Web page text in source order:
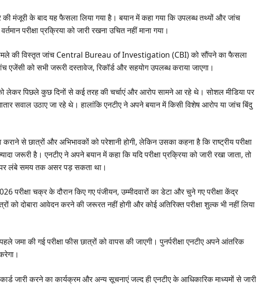
मंजूरी के बाद यह फैसला लिया गया है। बयान में कहा गया कि उपलब्ध तथ्यों और जांच
परीक्षा प्रक्रिया को जारी रखना उचित नहीं माना गया।
की विस्तृत जांच Central Bureau of Investigation (CBI) को सौंपने का फैसला
एजेंसी को सभी जरूरी दस्तावेज, रिकॉर्ड और सहयोग उपलब्ध कराया जाएगा।
लेकर पिछले कुछ दिनों से कई तरह की चर्चाएं और आरोप सामने आ रहे थे। सोशल मीडिया पर
सवाल उठाए जा रहे थे। हालांकि एनटीए ने अपने बयान में किसी विशेष आरोप या जांच बिंदु
कराने से छात्रों और अभिभावकों को परेशानी होगी, लेकिन उसका कहना है कि राष्ट्रीय परीक्षा
जरूरी है। एनटीए ने अपने बयान में कहा कि यदि परीक्षा प्रक्रिया को जारी रखा जाता, तो
पर लंबे समय तक असर पड़ सकता था।
परीक्षा चक्र के दौरान किए गए पंजीयन, उम्मीदवारों का डेटा और चुने गए परीक्षा केंद्र
को दोबारा आवेदन करने की जरूरत नहीं होगी और कोई अतिरिक्त परीक्षा शुल्क भी नहीं लिया
जमा की गई परीक्षा फीस छात्रों को वापस की जाएगी। पुनर्परीक्षा एनटीए अपने आंतरिक
कार्ड जारी करने का कार्यक्रम और अन्य सूचनाएं जल्द ही एनटीए के आधिकारिक माध्यमों से जारी